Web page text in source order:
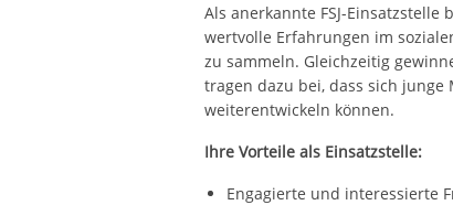
Als anerkannte FSJ-
wertvolle Erfahrungen im
zu sammeln. Gleichzeitig
tragen dazu bei, dass sich
weiterentwickeln können.
Ihre Vorteile als Einsatzstelle:
Engagierte und interessierte